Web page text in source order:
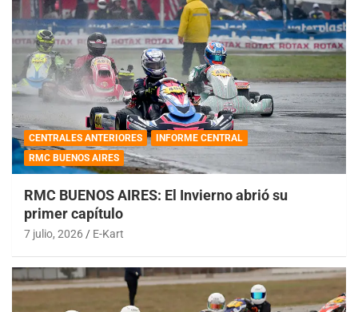
CENTRALES ANTERIORES
INFORME CENTRAL
RMC BUENOS AIRES
RMC BUENOS AIRES: El Invierno abrió su
primer capítulo
7 julio, 2026 E-Kart